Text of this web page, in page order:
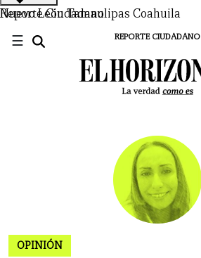
Nuevo LeónTamaulipas Coahuila
Reporte Ciudadano
☰ REPORTE CIUDADANO
X
OPINIÓN